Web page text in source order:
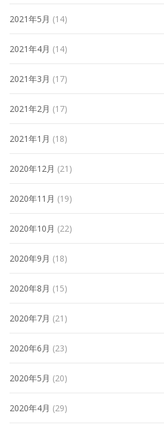
2021年5月 (14)
2021年4月 (14)
2021年3月 (17)
2021年2月 (17)
2021年1月 (18)
2020年12月 (21)
2020年11月 (19)
2020年10月 (22)
2020年9月 (18)
2020年8月 (15)
2020年7月 (21)
2020年6月 (23)
2020年5月 (20)
2020年4月 (29)